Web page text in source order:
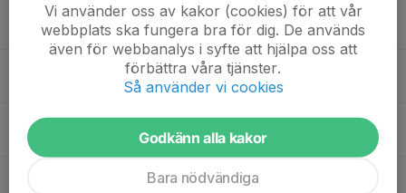
Tor
Vi använder oss av kakor (cookies) för att vår
webbplats ska fungera bra för dig. De används
även för webbanalys i syfte att hjälpa oss att
förbättra våra tjänster.
Så använder vi cookies
Godkänn alla kakor
Bara nödvändiga